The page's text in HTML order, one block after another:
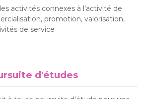
activités connexes à l’activité de
promotion, valorisation,
de service
d'études